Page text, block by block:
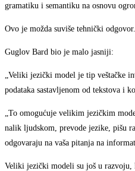
gramatiku i semantiku na osnovu
Ovo je možda suviše tehnički odgovor.
Guglov Bard bio je malo jasniji:
„Veliki jezički model je tip veštačke
podataka sastavljenom od tekstova i
„To omogućuje velikim jezičkim
nalik ljudskom, prevode jezike, pišu
odgovaraju na vaša pitanja na
Veliki jezički modeli su još u razvoju,